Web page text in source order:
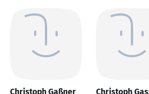
Christoph Gaßner Christoph